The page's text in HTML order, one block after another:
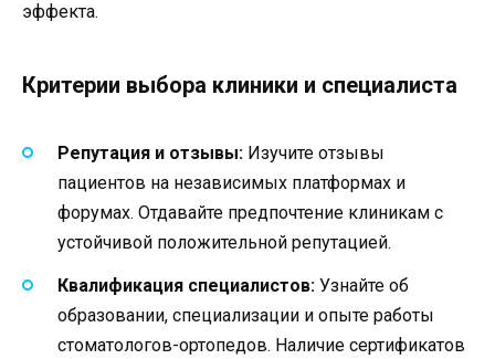
эффекта.
Критерии выбора клиники и специалиста
Репутация и отзывы: Изучите отзывы
пациентов на независимых платформах и
форумах. Отдавайте предпочтение клиникам с
устойчивой положительной репутацией.
Квалификация специалистов: Узнайте об
образовании, специализации и опыте работы
стоматологов-ортопедов. Наличие сертификатов